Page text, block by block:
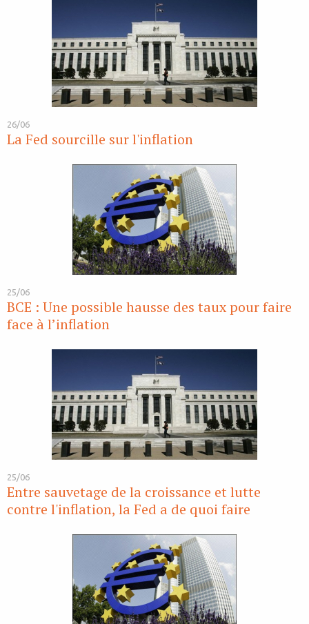
26/06
La Fed sourcille sur l'inflation
25/06
BCE : Une possible hausse des taux pour faire
face à l’inflation
25/06
Entre sauvetage de la croissance et lutte
contre l'inflation, la Fed a de quoi faire